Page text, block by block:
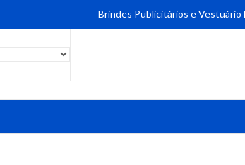
Brindes Publicitários e Vestuário